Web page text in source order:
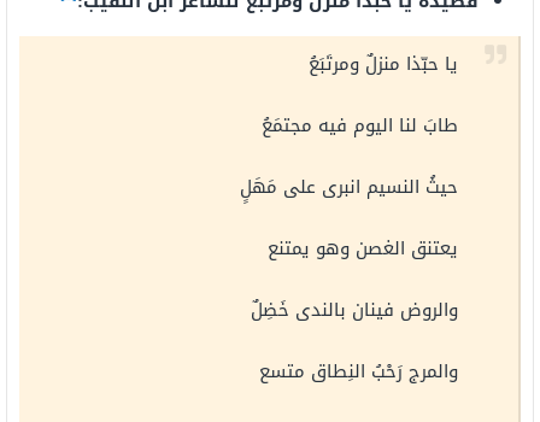
يا حبّذا منزلٌ ومرتَبَعُ
طابَ لنا اليوم فيه مجتمَعُ
حيثُ النسيم انبرى على مَهَلٍ
يعتنق الغصن وهو يمتنع
والروض فينان بالندى خَضِلٌ
والمرج رَحْبُ النِطاق متسع